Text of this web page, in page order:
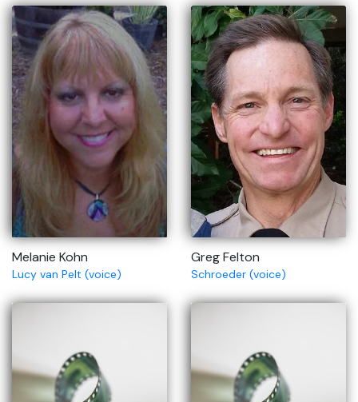
Melanie Kohn
Lucy van Pelt (voice)
Greg Felton
Schroeder (voice)